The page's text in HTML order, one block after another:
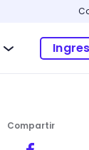
Compartir